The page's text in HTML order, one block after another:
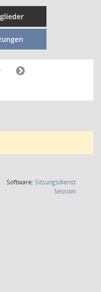
Software:Sitzungsdienst
Session(Wird in